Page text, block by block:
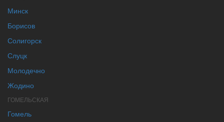
Минск
Борисов
Солигорск
Слуцк
Молодечно
Жодино
ГОМЕЛЬСКАЯ
Гомель